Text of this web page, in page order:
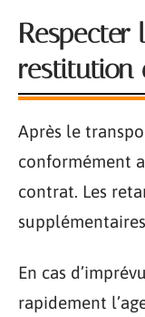
Respecter
restitution
Après le
conformément
contrat. Les
En cas
rapidement